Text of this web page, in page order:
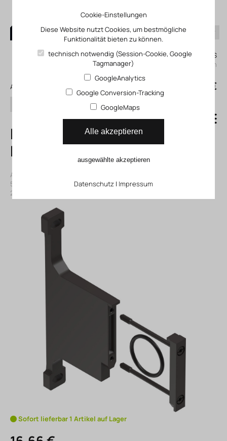
0
Mein KLEFINGHAUS
einloggen
Alle Produkte
Suchen
0,00 €
MS6-WPB
Befestigungswinkel
Artikelnummer: 14526074
526074
ECLASS-Code (9.0)27299211 | ECLASS-Code (5.1)
27299219
Sofort lieferbar 1 Artikel auf Lager
Cookie-Einstellungen
Diese Website nutzt Cookies, um bestmögliche
Funktionalität bieten zu können.
technisch notwendig (Session-Cookie, Google
Tagmanager)
GoogleAnalytics
Google Conversion-Tracking
GoogleMaps
Alle akzeptieren
ausgewählte akzeptieren
Datenschutz | Impressum